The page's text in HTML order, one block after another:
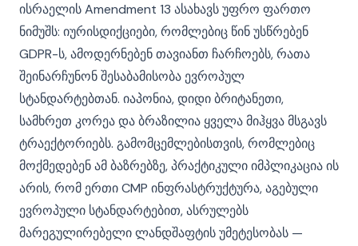
ისრაელის Amendment 13 ასახავს უფრო ფართო
ნიმუშს: იურისდიქციები, რომლებიც წინ უსწრებენ
GDPR-ს, ამოდერნებენ თავიანთ ჩარჩოებს, რათა
შეინარჩუნონ შესაბამისობა ევროპულ
სტანდარტებთან. იაპონია, დიდი ბრიტანეთი,
სამხრეთ კორეა და ბრაზილია ყველა მიჰყვა მსგავს
ტრაექტორიებს. გამომცემლებისთვის, რომლებიც
მოქმედებენ ამ ბაზრებზე, პრაქტიკული იმპლიკაცია ის
არის, რომ ერთი CMP ინფრასტრუქტურა, აგებული
ევროპული სტანდარტებით, ასრულებს
მარეგულირებელი ლანდშაფტის უმეტესობას —